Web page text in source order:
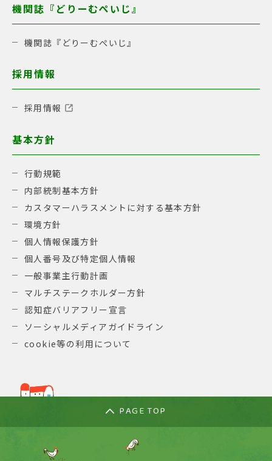
機関誌『どりーむぺいじ』
機関誌『どりーむぺいじ』
採用情報
採用情報
基本方針
行動規範
内部統制基本方針
カスタマーハラスメントに対する基本方針
環境方針
個人情報保護方針
個人番号及び特定個人情報
一般事業主行動計画
マルチステークホルダー方針
認知症バリアフリー宣言
ソーシャルメディアガイドライン
cookie等の利用について
PAGE TOP